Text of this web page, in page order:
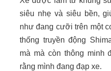
siêu nhẹ và siêu bền,
như đang cưỡi trên một
thống truyền động
mà mà còn thông minh
rằng mình đang đạp xe.